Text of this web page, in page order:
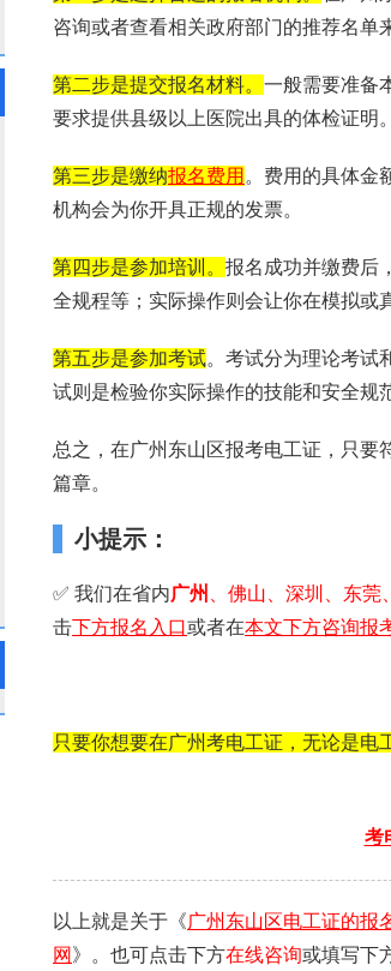
咨询或者查看相关政府部门的推荐名单
第二步是提交报名材料。 一般需要准备
要求提供县级以上医院出具的体检证明。
第三步是缴纳报名费用 。费用的具体金
机构会为你开具正规的发票。
第四步是参加培训。 报名成功并缴费后
全规程等；实际操作则会让你在模拟或
第五步是参加考试。考试分为理论考试
试则是检验你实际操作的技能和安全规
总之，在广州东山区报考电工证，只要
篇章。
小提示：
✅ 我们在省内广州 、佛山、深圳、东
击下方报名入口或者在本文下方咨询报
只要你想要在广州考电工证，无论是电
考
以上就是关于《广州东山区电工证的报
网 》。也可点击下方在线咨询或填写下